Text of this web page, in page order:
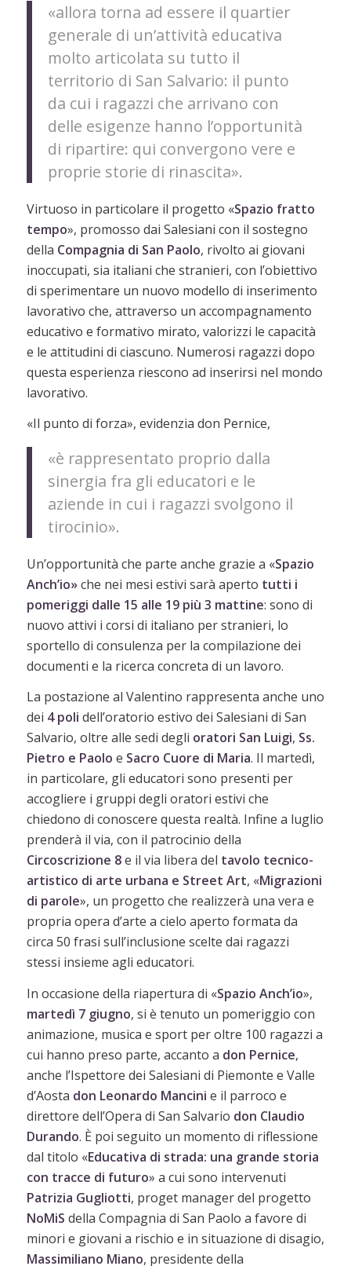
«allora torna ad essere il quartier
generale di un’attività educativa
molto articolata su tutto il
territorio di San Salvario: il punto
da cui i ragazzi che arrivano con
delle esigenze hanno l’opportunità
di ripartire: qui convergono vere e
proprie storie di rinascita».
Virtuoso in particolare il progetto «Spazio fratto
tempo», promosso dai Salesiani con il sostegno
della Compagnia di San Paolo, rivolto ai giovani
inoccupati, sia italiani che stranieri, con l’obiettivo
di sperimentare un nuovo modello di inserimento
lavorativo che, attraverso un accompagnamento
educativo e formativo mirato, valorizzi le capacità
e le attitudini di ciascuno. Numerosi ragazzi dopo
questa esperienza riescono ad inserirsi nel mondo
lavorativo.
«Il punto di forza», evidenzia don Pernice,
«è rappresentato proprio dalla
sinergia fra gli educatori e le
aziende in cui i ragazzi svolgono il
tirocinio».
Un’opportunità che parte anche grazie a «Spazio
Anch’io»che nei mesi estivi sarà aperto tutti i
pomeriggi dalle 15 alle 19 più 3 mattine: sono di
nuovo attivi i corsi di italiano per stranieri, lo
sportello di consulenza per la compilazione dei
documenti e la ricerca concreta di un lavoro.
La postazione al Valentino rappresenta anche uno
dei 4 poli dell’oratorio estivo dei Salesiani di San
Salvario, oltre alle sedi degli oratori San Luigi, Ss.
Pietro e Paolo e Sacro Cuore di Maria. Il martedì,
in particolare, gli educatori sono presenti per
accogliere i gruppi degli oratori estivi che
chiedono di conoscere questa realtà. Infine a luglio
prenderà il via, con il patrocinio della
Circoscrizione 8e il via libera del tavolo tecnico-
artistico di arte urbana e Street Art, «Migrazioni
di parole», un progetto che realizzerà una vera e
propria opera d’arte a cielo aperto formata da
circa 50 frasi sull’inclusione scelte dai ragazzi
stessi insieme agli educatori.
In occasione della riapertura di «Spazio Anch’io»,
martedì 7 giugno, si è tenuto un pomeriggio con
animazione, musica e sport per oltre 100 ragazzi a
cui hanno preso parte, accanto a don Pernice,
anche l’Ispettore dei Salesiani di Piemonte e Valle
d’Aosta don Leonardo Mancini e il parroco e
direttore dell’Opera di San Salvario don Claudio
Durando. È poi seguito un momento di riflessione
dal titolo «Educativa di strada: una grande storia
con tracce di futuro» a cui sono intervenuti
Patrizia Gugliotti, proget manager del progetto
NoMiS della Compagnia di San Paolo a favore di
minori e giovani a rischio e in situazione di disagio,
Massimiliano Miano, presidente della